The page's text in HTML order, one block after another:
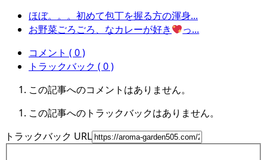
ほぼ。。。初めて包丁を握る方の渾身...
お野菜ごろごろ、なカレーが好き
っ...
コメント ( 0 )
トラックバック ( 0 )
この記事へのコメントはありません。
この記事へのトラックバックはありません。
トラックバック URL